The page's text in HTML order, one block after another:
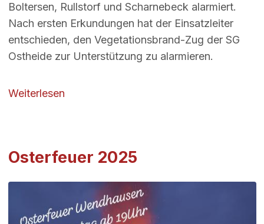
Boltersen, Rullstorf und Scharnebeck alarmiert.
Nach ersten Erkundungen hat der Einsatzleiter
entschieden, den Vegetationsbrand-Zug der SG
Ostheide zur Unterstützung zu alarmieren.
Weiterlesenüber Hilfe überörtlich - B3 - Waldbrand
Osterfeuer 2025